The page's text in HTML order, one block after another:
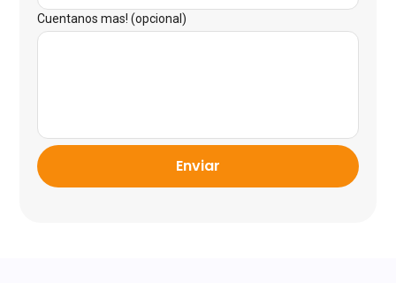
Cuentanos mas! (opcional)
Enviar